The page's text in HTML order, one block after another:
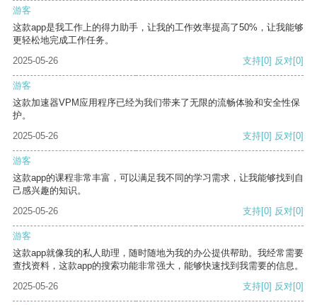
游客
这款app是我工作上的得力助手，让我的工作效率提高了50%，让我能够
更轻松地完成工作任务。
2025-05-26
支持[0] 反对[0]
游客
这款加速器VPM应用程序已经为我们带来了无限的流畅体验和安全性保
护。
2025-05-26
支持[0] 反对[0]
游客
这款app的课程非常丰富，可以满足我不同的学习需求，让我能够找到自
己感兴趣的知识。
2025-05-26
支持[0] 反对[0]
游客
这款app就像我的私人助理，随时随地为我的办公提供帮助。我经常需要
查找资料，这款app的搜索功能非常强大，能够快速找到我需要的信息。
2025-05-26
支持[0] 反对[0]